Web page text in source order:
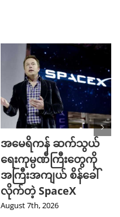
အမေရိကန် ဆက်သွယ်
ရေးကုမ္ပဏီကြီးတွေကို
အကြီးအကျယ် စိန်ခေါ်
လိုက်တဲ့ SpaceX
August 7th, 2026